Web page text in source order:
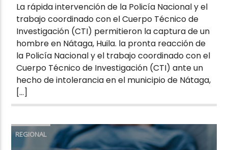
La rápida intervención de la Policía Nacional y el
trabajo coordinado con el Cuerpo Técnico de
Investigación (CTI) permitieron la captura de un
hombre en Nátaga, Huila. la pronta reacción de
la Policía Nacional y el trabajo coordinado con el
Cuerpo Técnico de Investigación (CTI) ante un
hecho de intolerancia en el municipio de Nátaga,
[…]
REGIONAL